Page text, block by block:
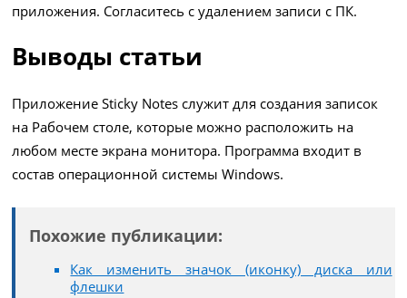
приложения. Согласитесь с удалением записи с ПК.
Выводы статьи
Приложение Sticky Notes служит для создания записок
на Рабочем столе, которые можно расположить на
любом месте экрана монитора. Программа входит в
состав операционной системы Windows.
Похожие публикации:
Как изменить значок (иконку) диска или
флешки